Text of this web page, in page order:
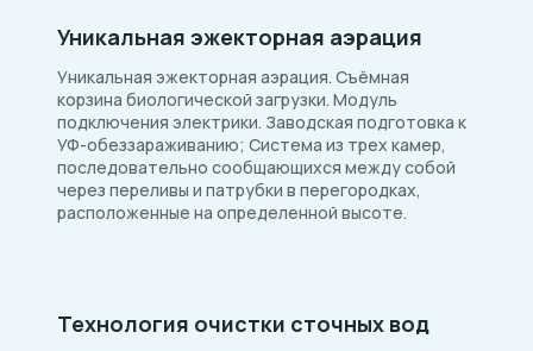
Уникальная эжекторная аэрация
Уникальная эжекторная аэрация. Съёмная
корзина биологической загрузки. Модуль
подключения электрики. Заводская подготовка к
УФ-обеззараживанию; Система из трех камер,
последовательно сообщающихся между собой
через переливы и патрубки в перегородках,
расположенные на определенной высоте.
Технология очистки сточных вод